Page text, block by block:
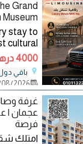
Grand
Museum
stay to
cultural
absolute
Enjoy a
ride
Hotel
4000 درهم
باقي
06/08/2026
غرفة
عجمان |
فرصة
امتلك